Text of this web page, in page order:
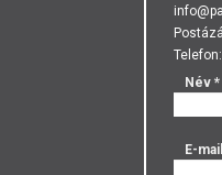
Név *
E-mail